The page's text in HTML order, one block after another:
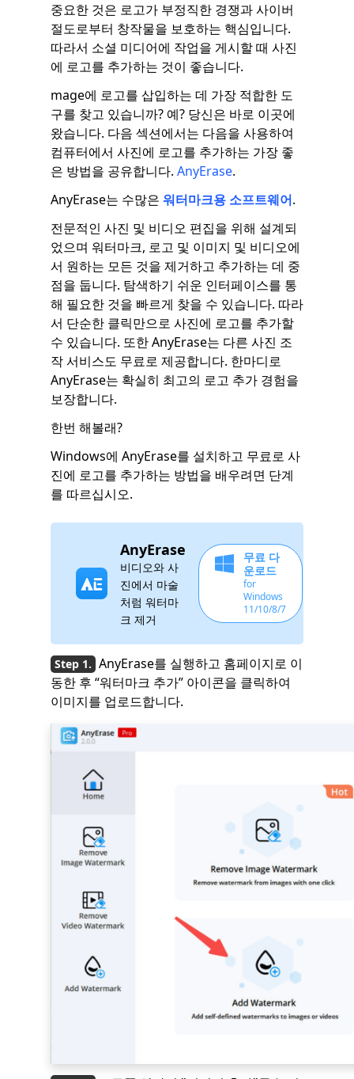
중요한 것은 로고가 부정직한 경쟁과 사이버
절도로부터 창작물을 보호하는 핵심입니다.
따라서 소셜 미디어에 작업을 게시할 때 사진
에 로고를 추가하는 것이 좋습니다.
mage에 로고를 삽입하는 데 가장 적합한 도
구를 찾고 있습니까? 예? 당신은 바로 이곳에
왔습니다. 다음 섹션에서는 다음을 사용하여
컴퓨터에서 사진에 로고를 추가하는 가장 좋
은 방법을 공유합니다. AnyErase.
AnyErase는 수많은 워터마크용 소프트웨어.
전문적인 사진 및 비디오 편집을 위해 설계되
었으며 워터마크, 로고 및 이미지 및 비디오에
서 원하는 모든 것을 제거하고 추가하는 데 중
점을 둡니다. 탐색하기 쉬운 인터페이스를 통
해 필요한 것을 빠르게 찾을 수 있습니다. 따라
서 단순한 클릭만으로 사진에 로고를 추가할
수 있습니다. 또한 AnyErase는 다른 사진 조
작 서비스도 무료로 제공합니다. 한마디로
AnyErase는 확실히 최고의 로고 추가 경험을
보장합니다.
한번 해볼래?
Windows에 AnyErase를 설치하고 무료로 사
진에 로고를 추가하는 방법을 배우려면 단계
를 따르십시오.
AnyErase
비디오와 사
진에서 마술
처럼 워터마
크 제거
무료 다
운로드
for
Windows
11/10/8/7
AnyErase를 실행하고 홈페이지로 이
동한 후 “워터마크 추가” 아이콘을 클릭하여
이미지를 업로드합니다.